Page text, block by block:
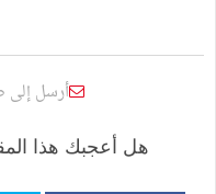
أرسل
هل أعجبك هذا